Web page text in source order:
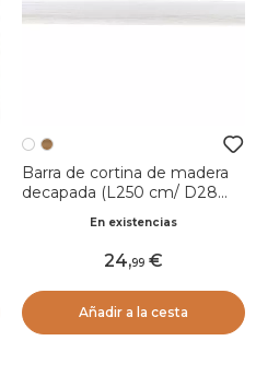
Barra de cortina de madera
decapada (L250 cm/ D28
En existencias
24,99
Añadir a la cesta